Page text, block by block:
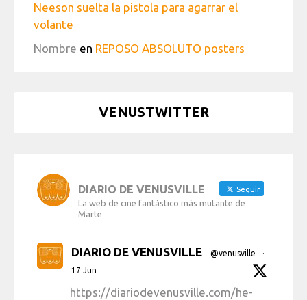
Neeson suelta la pistola para agarrar el
volante
Nombre en REPOSO ABSOLUTO posters
VENUSTWITTER
DIARIO DE VENUSVILLE Seguir
La web de cine fantástico más mutante de
Marte
DIARIO DE VENUSVILLE @venusville
·
17 Jun
https://diariodevenusville.com/he-